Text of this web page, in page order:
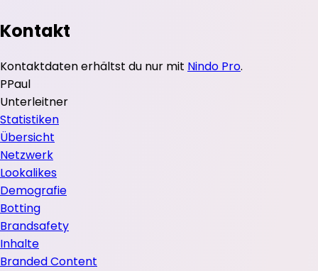
Kontakt
Kontaktdaten erhältst du nur mit Nindo Pro.
PPaul
Unterleitner
Statistiken
Übersicht
Netzwerk
Lookalikes
Demografie
Botting
Brandsafety
Inhalte
Branded Content